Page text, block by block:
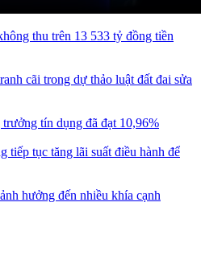
thu trên 13 533 tỷ đồng tiền
cãi trong dự thảo luật đất đai sửa
tín dụng đã đạt 10,96%
tiếp tục tăng lãi suất điều hành để
hưởng đến nhiều khía cạnh